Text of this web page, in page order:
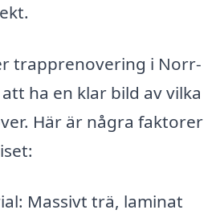
trapprenovering i Norr-
ha en klar bild av vilka
Här är några faktorer
Massivt trä, laminat